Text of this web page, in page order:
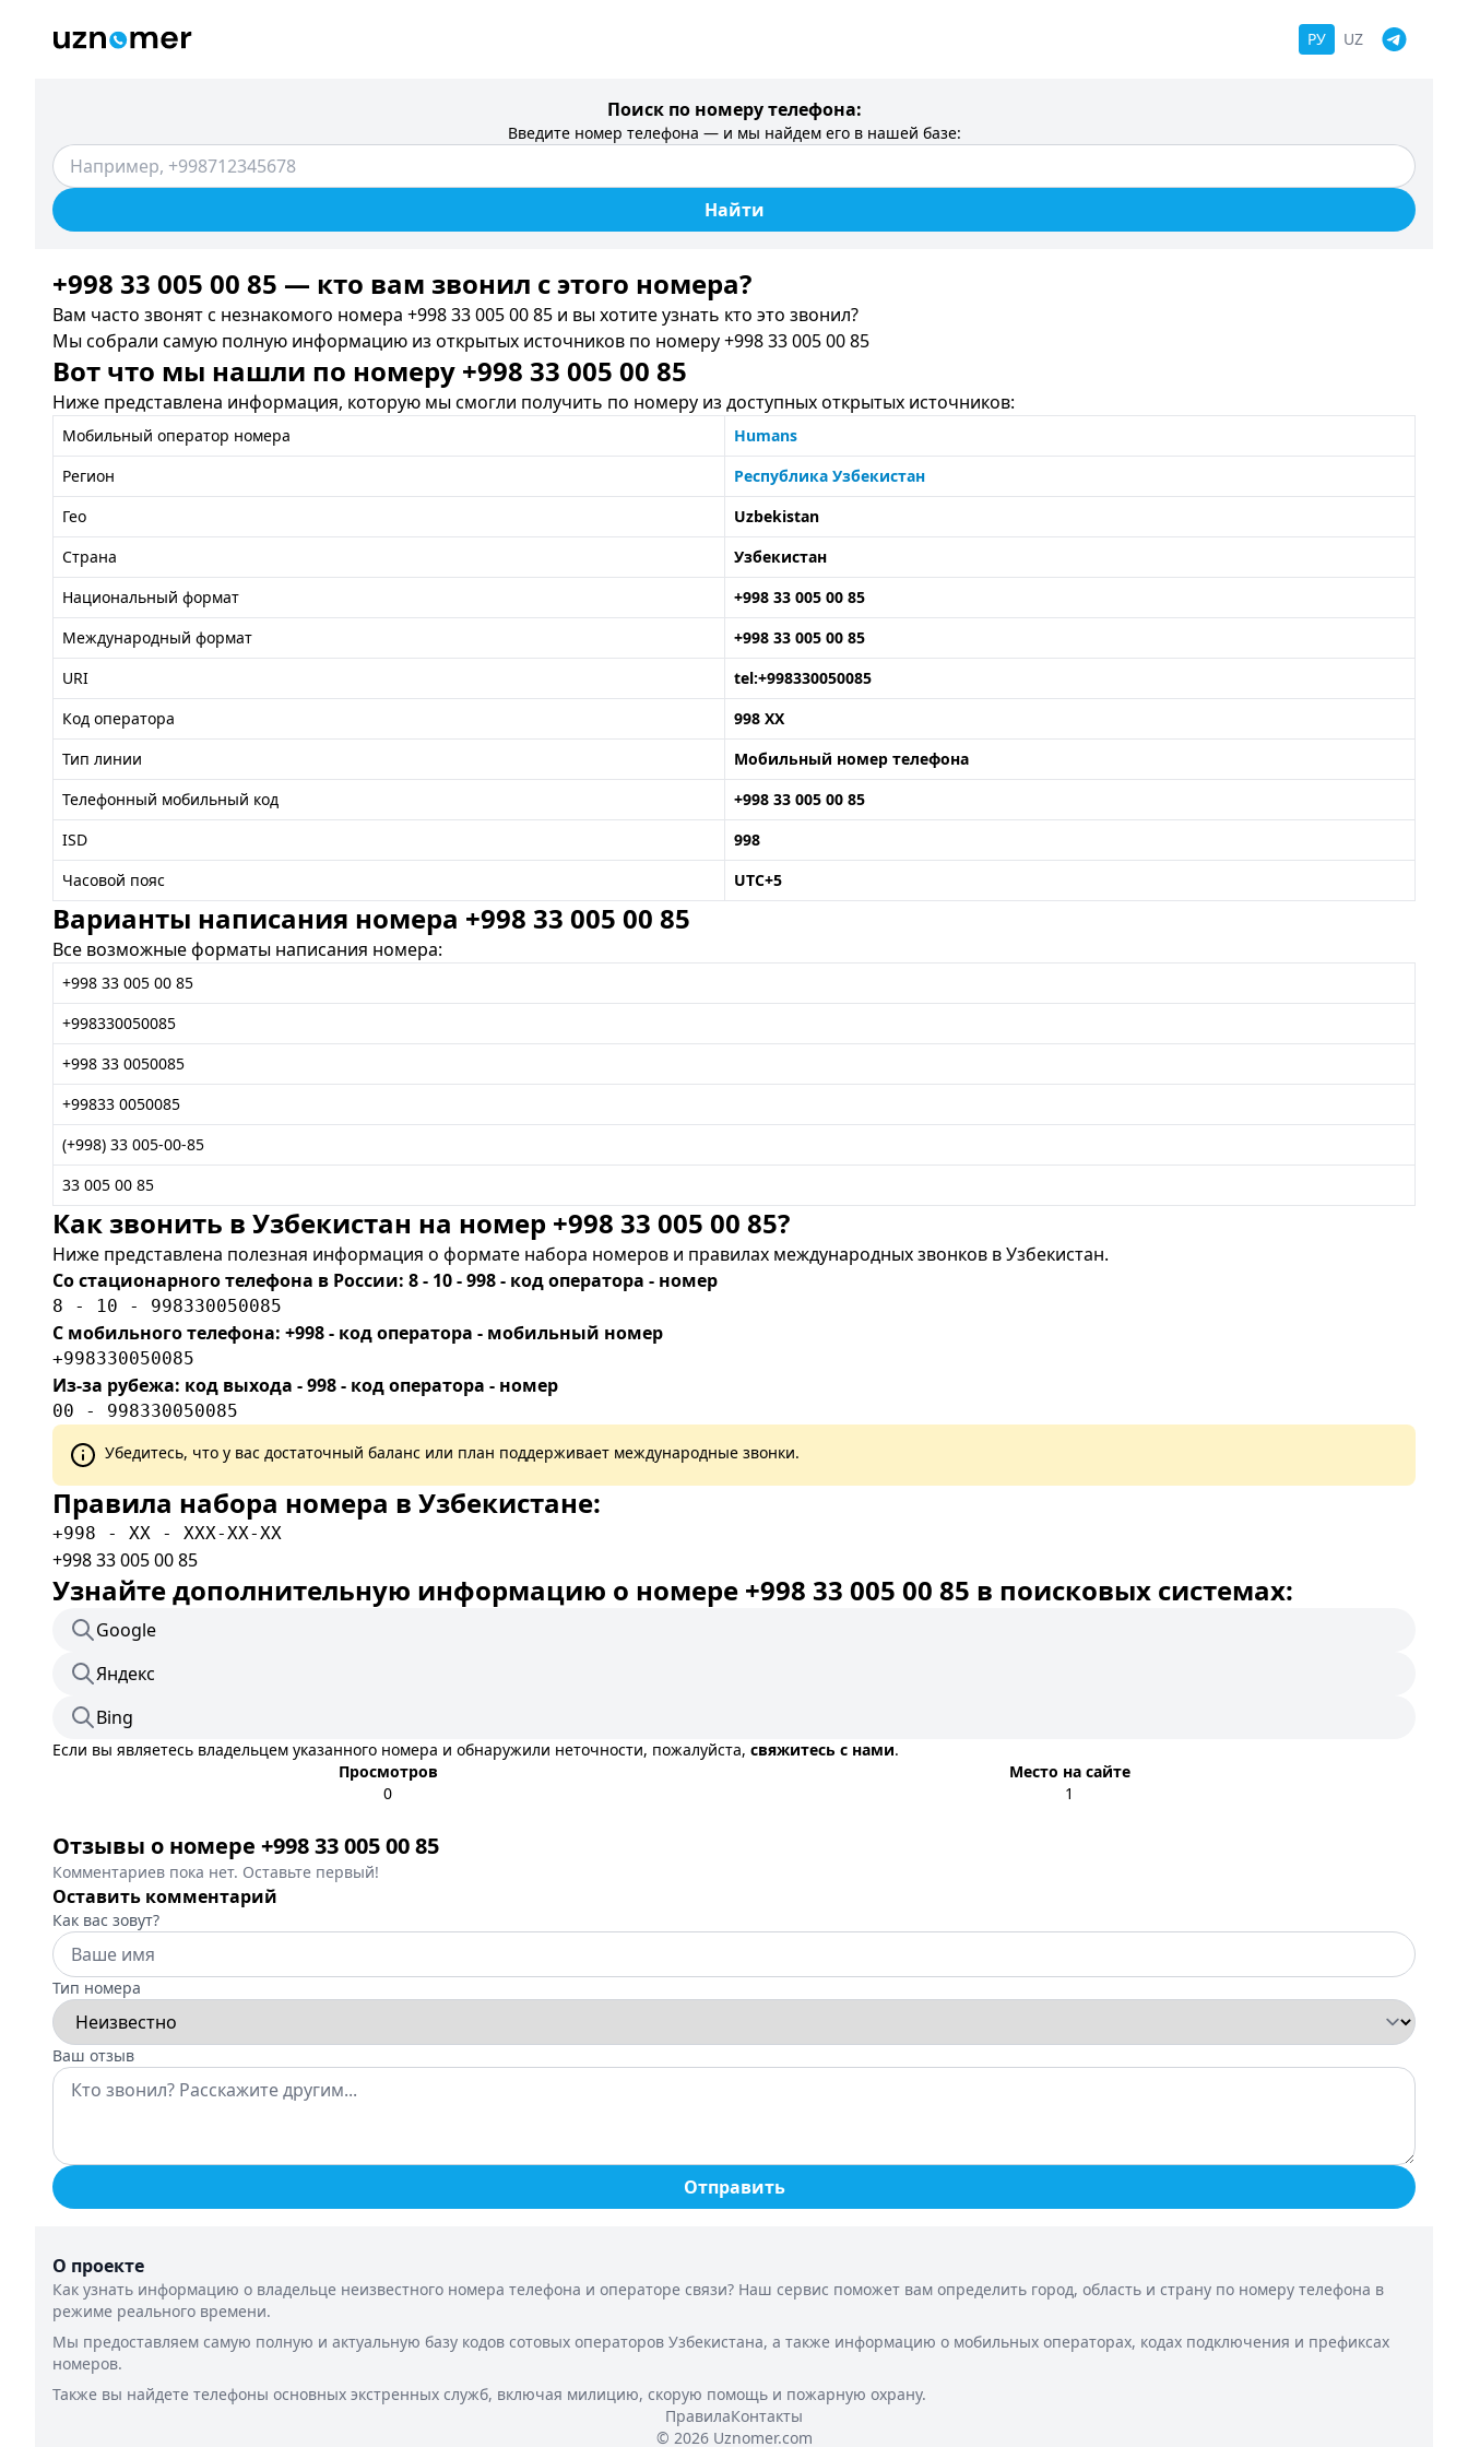
РУ UZ
Поиск по номеру телефона:
Введите номер телефона — и мы найдем его в нашей базе:
Найти
+998 33 005 00 85 — кто вам звонил c этого номера?
Вам часто звонят с незнакомого номера +998 33 005 00 85 и вы хотите узнать кто это звонил?
Мы собрали самую полную информацию из открытых источников по номеру +998 33 005 00 85
Вот что мы нашли по номеру +998 33 005 00 85
Ниже представлена информация, которую мы смогли получить по номеру из доступных открытых источников:
Мобильный оператор номера
Humans
Регион
Республика Узбекистан
Гео
Uzbekistan
Страна
Узбекистан
Национальный формат
+998 33 005 00 85
Международный формат
+998 33 005 00 85
URI
tel:+998330050085
Код оператора
998 XX
Тип линии
Мобильный номер телефона
Телефонный мобильный код
+998 33 005 00 85
ISD
998
Часовой пояс
UTC+5
Варианты написания номера +998 33 005 00 85
Все возможные форматы написания номера:
+998 33 005 00 85
+998330050085
+998 33 0050085
+99833 0050085
(+998) 33 005-00-85
33 005 00 85
Как звонить в Узбекистан на номер +998 33 005 00 85?
Ниже представлена полезная информация о формате набора номеров и правилах международных звонков в Узбекистан.
Со стационарного телефона в России: 8 - 10 - 998 - код оператора - номер
8 - 10 - 998330050085
С мобильного телефона: +998 - код оператора - мобильный номер
+998330050085
Из-за рубежа: код выхода - 998 - код оператора - номер
00 - 998330050085
Убедитесь, что у вас достаточный баланс или план поддерживает международные звонки.
Правила набора номера в Узбекистане:
+998 - XX - XXX-XX-XX
+998 33 005 00 85
Узнайте дополнительную информацию о номере +998 33 005 00 85 в поисковых системах:
Google
Яндекс
Bing
Если вы являетесь владельцем указанного номера и обнаружили неточности, пожалуйста, свяжитесь с нами.
Просмотров
0
Место на сайте
1
Отзывы о номере +998 33 005 00 85
Комментариев пока нет. Оставьте первый!
Оставить комментарий
Как вас зовут?
Тип номера
Ваш отзыв
Отправить
О проекте
Как узнать информацию о владельце неизвестного номера телефона и операторе связи? Наш сервис поможет вам определить город, область и страну по номеру телефона в
режиме реального времени.
Мы предоставляем самую полную и актуальную базу кодов сотовых операторов Узбекистана, а также информацию о мобильных операторах, кодах подключения и префиксах
номеров.
Также вы найдете телефоны основных экстренных служб, включая милицию, скорую помощь и пожарную охрану.
ПравилаКонтакты
© 2026 Uznomer.com